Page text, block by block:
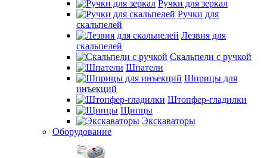
Ручки для зеркал
Ручки для
скальпелей
Лезвия для
скальпелей
Скальпели с ручкой
Шпатели
Шприцы для
инъекций
Штопфер-гладилки
Щипцы
Экскаваторы
Оборудование